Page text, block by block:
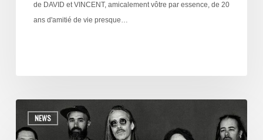
de DAVID et VINCENT, amicalement vôtre par essence, de 20
ans d'amitié de vie presque…
NEWS